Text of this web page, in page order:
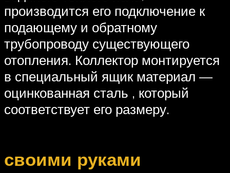
производится его подключение к
подающему и обратному
трубопроводу существующего
отопления. Коллектор монтируется
в специальный ящик материал —
оцинкованная сталь , который
соответствует его размеру.
своими руками